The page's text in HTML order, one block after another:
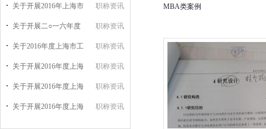
关于开展2016年上海市 职称资讯
关于开展二○一六年度 职称资讯
关于2016年度上海市工 职称资讯
关于开展2016年度上海 职称资讯
关于开展2016年度上海 职称资讯
关于开展2016年度上海 职称资讯
MBA类案例